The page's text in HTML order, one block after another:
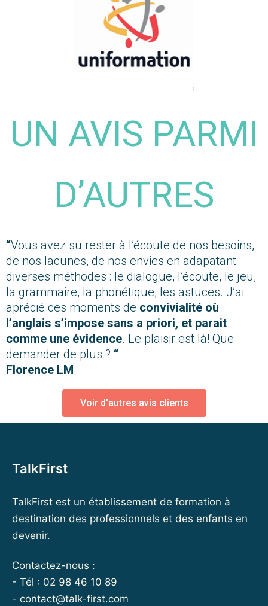
UN AVIS PARMI
D’AUTRES
“Vous avez su rester à l’écoute de nos besoins,
de nos lacunes, de nos envies en adapatant
diverses méthodes : le dialogue, l’écoute, le jeu,
la grammaire, la phonétique, les astuces. J’ai
aprécié ces moments de convivialité où
l’anglais s’impose sans a priori, et parait
comme une évidence. Le plaisir est là! Que
demander de plus ? “
Florence LM
Voir d'autres avis clients
TalkFirst
TalkFirst est un établissement de formation à
destination des professionnels et des enfants en
devenir.
Contactez-nous :
- Tél : 02 98 46 10 89
- contact@talk-first.com